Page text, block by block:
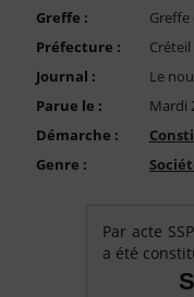
Compte PRO
Greffe :
Greffe
Préfecture :
Créteil
Journal :
Le
Parue le :
Mardi
Démarche :
Genre :
Par acte
a été